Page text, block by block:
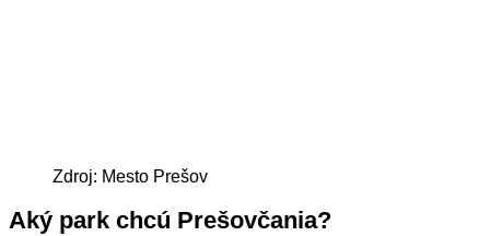
Zdroj: Mesto Prešov
Aký park chcú Prešovčania?